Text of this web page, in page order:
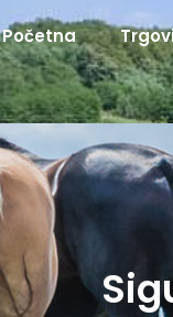
Početna